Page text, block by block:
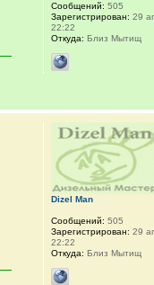
Сообщений: 505
Зарегистрирован: 29
22:22
Откуда: Близ Мытищ
Dizel Man
Сообщений: 505
Зарегистрирован: 29
22:22
Откуда: Близ Мытищ